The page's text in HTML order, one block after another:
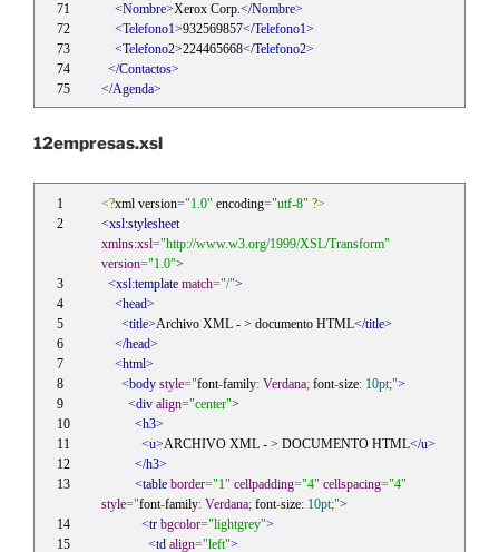
<Nombre>Xerox Corp.</Nombre>
<Telefono1>932569857</Telefono1>
<Telefono2>224465668</Telefono2>
</Contactos>
</Agenda>
12empresas.xsl
<?xml version="1.0" encoding="utf-8" ?>
<xsl:stylesheet
xmlns:xsl="http://www.w3.org/1999/XSL/Transform"
version="1.0">
<xsl:template match="/">
<head>
<title>Archivo XML - > documento HTML</title>
</head>
<html>
<body style="font-family: Verdana; font-size: 10pt;">
<div align="center">
<h3>
<u>ARCHIVO XML - > DOCUMENTO HTML</u>
</h3>
<table border="1" cellpadding="4" cellspacing="4"
style="font-family: Verdana; font-size: 10pt;">
<tr bgcolor="lightgrey">
<td align="left">